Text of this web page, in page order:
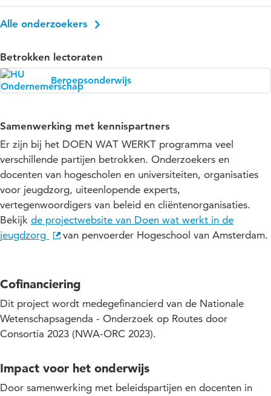
Alle onderzoekers
Betrokken lectoraten
Beroepsonderwijs
Samenwerking met kennispartners
Er zijn bij het DOEN WAT WERKT programma veel
verschillende partijen betrokken. Onderzoekers en
docenten van hogescholen en universiteiten, organisaties
voor jeugdzorg, uiteenlopende experts,
vertegenwoordigers van beleid en cliëntenorganisaties.
Bekijk de projectwebsite van Doen wat werkt in de
jeugdzorg
van penvoerder Hogeschool van Amsterdam.
Cofinanciering
Dit project wordt medegefinancierd van de Nationale
Wetenschapsagenda - Onderzoek op Routes door
Consortia 2023 (NWA-ORC 2023).
Impact voor het onderwijs
Door samenwerking met beleidspartijen en docenten in